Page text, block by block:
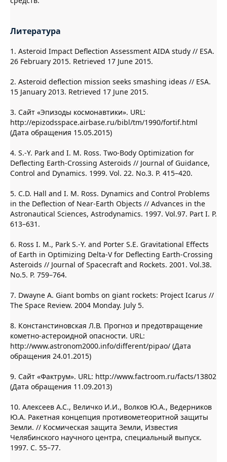
Литература
1. Asteroid Impact Deflection Assessment AIDA study // ESA.
26 February 2015. Retrieved 17 June 2015.
2. Asteroid deflection mission seeks smashing ideas // ESA.
15 January 2013. Retrieved 17 June 2015.
3. Сайт «Эпизоды космонавтики». URL:
http://epizodsspace.airbase.ru/bibl/tm/1990/fortif.html
(Дата обращения 15.05.2015)
4. S.-Y. Park and I. M. Ross. Two-Body Optimization for
Deflecting Earth-Crossing Asteroids // Journal of Guidance,
Control and Dynamics. 1999. Vol. 22. No.3. P. 415–420.
5. C.D. Hall and I. M. Ross. Dynamics and Control Problems
in the Deflection of Near-Earth Objects // Advances in the
Astronautical Sciences, Astrodynamics. 1997. Vol.97. Part I. P.
613–631.
6. Ross I. M., Park S.-Y. and Porter S.E. Gravitational Effects
of Earth in Optimizing Delta-V for Deflecting Earth-Crossing
Asteroids // Journal of Spacecraft and Rockets. 2001. Vol.38.
No.5. P. 759–764.
7. Dwayne A. Giant bombs on giant rockets: Project Icarus //
The Space Review. 2004 Monday. July 5.
8. Констанстиновская Л.В. Прогноз и предотвращение
кометно-астероидной опасности. URL:
http://www.astronom2000.info/different/pipao/ (Дата
обращения 24.01.2015)
9. Сайт «Фактрум». URL: http://www.factroom.ru/facts/13802
(Дата обращения 11.09.2013)
10. Алексеев А.С., Величко И.И., Волков Ю.А., Ведерников
Ю.А. Ракетная концепция противометеоритной защиты
Земли. // Космическая защита Земли, Известия
Челябинского научного центра, специальный выпуск.
1997. С. 55–77.